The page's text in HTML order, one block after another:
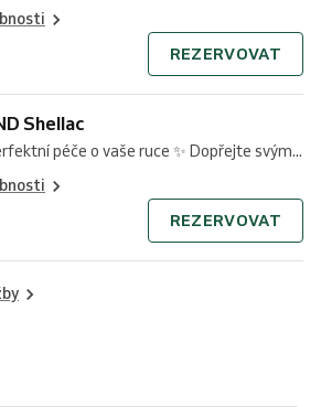
REZERVOVAT
Shellac
péče o vaše ruce ✨ Dopřejte svým...
REZERVOVAT